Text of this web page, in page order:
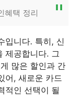
혜택 정리
입니다. 특히, 신
제공합니다. 그
많은 할인과 간
어, 새로운 카드
적인 선택이 될